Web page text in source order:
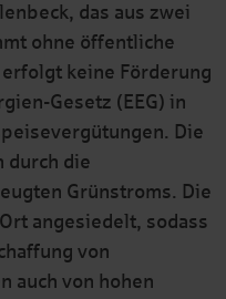
das aus zwei
ohne öffentliche
keine Förderung
Gesetz (EEG) in
Die
durch die
Grünstroms. Die
angesiedelt, sodass
von
auch von hohen